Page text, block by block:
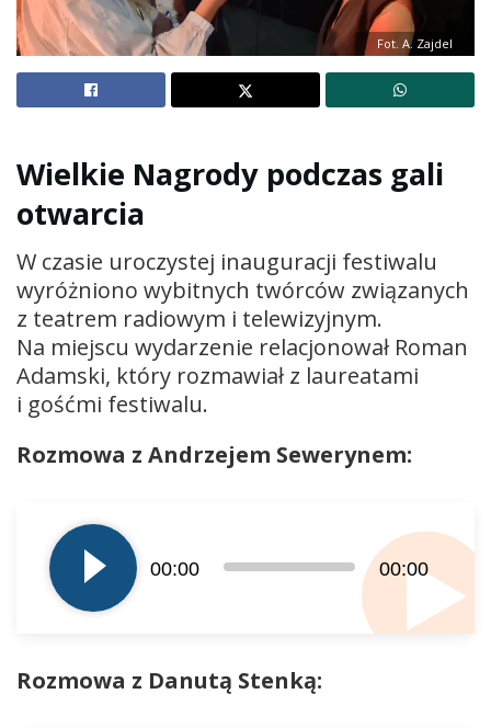
Fot. A. Zajdel
Wielkie Nagrody podczas gali
otwarcia
W czasie uroczystej inauguracji festiwalu
wyróżniono wybitnych twórców związanych
z teatrem radiowym i telewizyjnym.
Na miejscu wydarzenie relacjonował Roman
Adamski, który rozmawiał z laureatami
i gośćmi festiwalu.
Rozmowa z Andrzejem Sewerynem:
plików
dźwiękowych
00:00 00:00
Rozmowa z Danutą Stenką: